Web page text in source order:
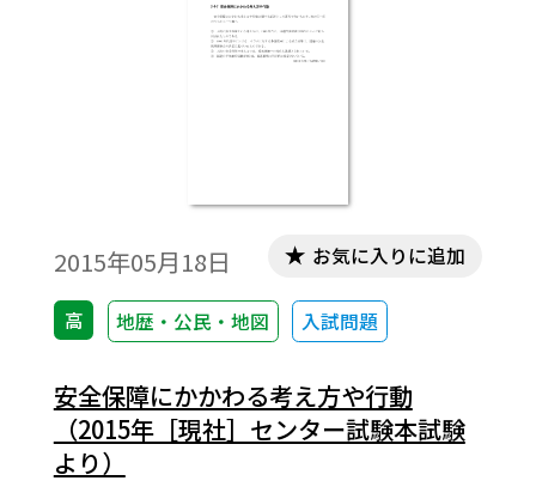
2015年05月18日
高 地歴・公民・地図 入試問題
お気に入りに追加
安全保障にかかわる考え方や行動
（2015年［現社］センター試験本試験
より）